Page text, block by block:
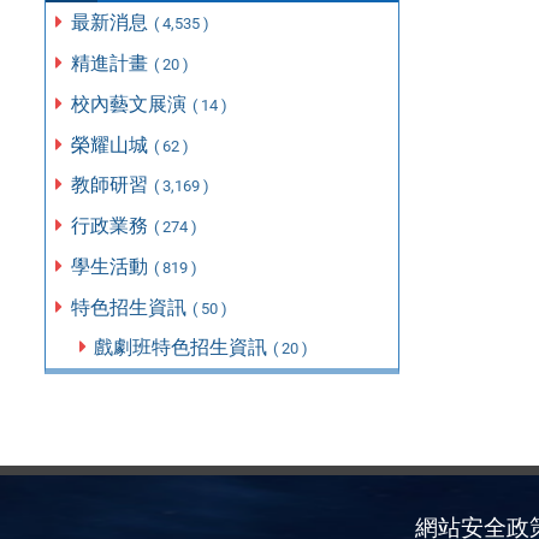
最新消息 ( 4,535 )
精進計畫 ( 20 )
校內藝文展演 ( 14 )
榮耀山城 ( 62 )
教師研習 ( 3,169 )
行政業務 ( 274 )
學生活動 ( 819 )
特色招生資訊 ( 50 )
戲劇班特色招生資訊 ( 20 )
網站安全政